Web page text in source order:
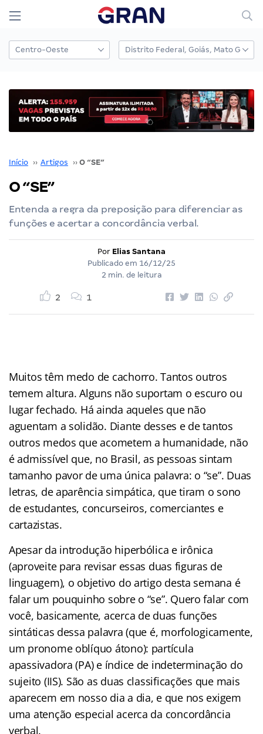
Início ›› Artigos ›› O “SE”
O “SE”
Entenda a regra da preposição para diferenciar as
funções e acertar a concordância verbal.
Por Elias Santana
Publicado em 16/12/25
2 min. de leitura
2 1
Muitos têm medo de cachorro. Tantos outros
temem altura. Alguns não suportam o escuro ou
lugar fechado. Há ainda aqueles que não
aguentam a solidão. Diante desses e de tantos
outros medos que acometem a humanidade, não
é admissível que, no Brasil, as pessoas sintam
tamanho pavor de uma única palavra: o “se”. Duas
letras, de aparência simpática, que tiram o sono
de estudantes, concurseiros, comerciantes e
cartazistas.
Apesar da introdução hiperbólica e irônica
(aproveite para revisar essas duas figuras de
linguagem), o objetivo do artigo desta semana é
falar um pouquinho sobre o “se”. Quero falar com
você, basicamente, acerca de duas funções
sintáticas dessa palavra (que é, morfologicamente,
um pronome oblíquo átono): partícula
apassivadora (PA) e índice de indeterminação do
sujeito (IIS). São as duas classificações que mais
aparecem em nosso dia a dia, e que nos exigem
uma atenção especial acerca da concordância
verbal.